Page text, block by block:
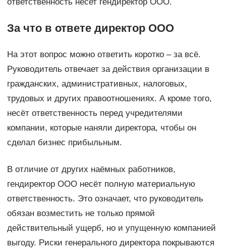
За что в ответе директор ООО
На этот вопрос можно ответить коротко – за всё.
Руководитель отвечает за действия организации в
гражданских, административных, налоговых,
трудовых и других правоотношениях. А кроме того,
несёт ответственность перед учредителями
компании, которые наняли директора, чтобы он
сделал бизнес прибыльным.
В отличие от других наёмных работников,
гендиректор ООО несёт полную материальную
ответственность. Это означает, что руководитель
обязан возместить не только прямой
действительный ущерб, но и упущенную компанией
выгоду. Риски генерального директора покрываются